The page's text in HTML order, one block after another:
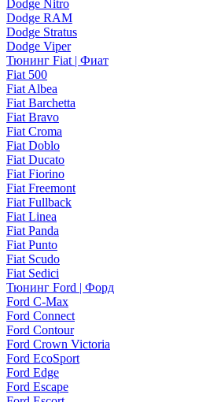
Dodge Nitro
Dodge RAM
Dodge Stratus
Dodge Viper
Тюнинг Fiat | Фиат
Fiat 500
Fiat Albea
Fiat Barchetta
Fiat Bravo
Fiat Croma
Fiat Doblo
Fiat Ducato
Fiat Fiorino
Fiat Freemont
Fiat Fullback
Fiat Linea
Fiat Panda
Fiat Punto
Fiat Scudo
Fiat Sedici
Тюнинг Ford | Форд
Ford C-Max
Ford Connect
Ford Contour
Ford Crown Victoria
Ford EcoSport
Ford Edge
Ford Escape